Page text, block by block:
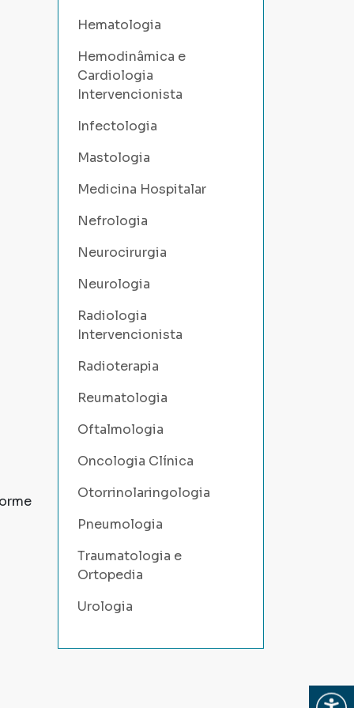
Abrir
Hematologia
Hemodinâmica e
Cardiologia
Intervencionista
Infectologia
Mastologia
Medicina Hospitalar
Nefrologia
Neurocirurgia
Neurologia
Radiologia
Intervencionista
Radioterapia
Reumatologia
Oftalmologia
Oncologia Clínica
Otorrinolaringologia
Pneumologia
Traumatologia e
Ortopedia
Urologia